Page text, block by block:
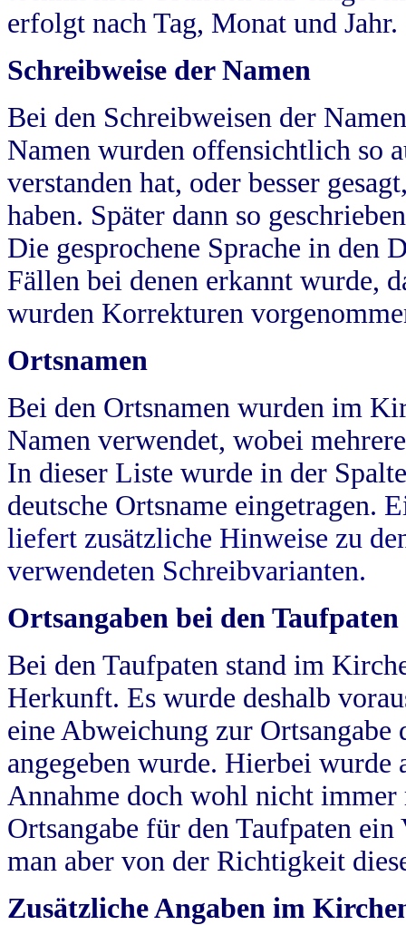
erfolgt nach Tag, Monat und Jahr.
Schreibweise der Namen
Bei den Schreibweisen der
Namen wurden offensichtlich so
verstanden hat, oder besser
haben. Später dann so
Die gesprochene Sprache in
Fällen bei denen erkannt wurde,
wurden Korrekturen
Ortsnamen
Bei den Ortsnamen wurden im
Namen verwendet, wobei
In dieser Liste wurde in der
deutsche Ortsname eingetragen.
liefert zusätzliche Hinweise zu
verwendeten Schreibvarianten.
Ortsangaben bei den Taufpaten
Bei den Taufpaten stand im
Herkunft. Es wurde deshalb
eine Abweichung zur
angegeben wurde. Hierbei wurde
Annahme doch wohl nicht
Ortsangabe für den Taufpaten
man aber von der Richtigkeit
Zusätzliche Angaben im